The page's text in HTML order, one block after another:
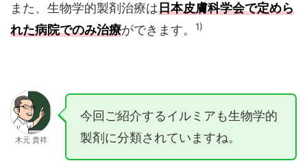
また、生物学的製剤治療は日本皮膚科学会で定めら
れた病院でのみ治療ができます。 1)
木元 貴祥
今回ご紹介するイルミアも生物学的
製剤に分類されていますね。